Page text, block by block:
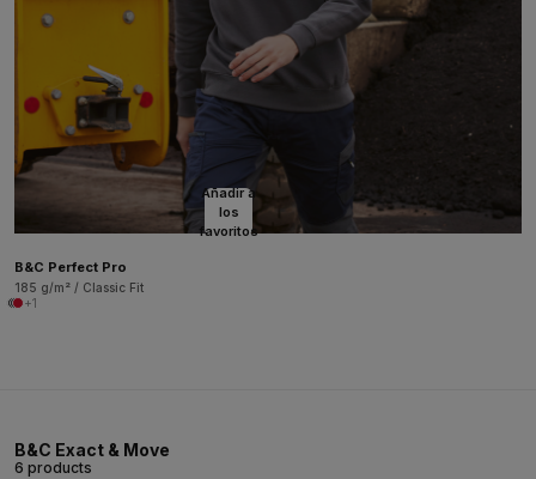
Añadir a
los
favoritos
B&C Perfect Pro
185 g/m² / Classic Fit
+1
B&C Exact & Move
6 products